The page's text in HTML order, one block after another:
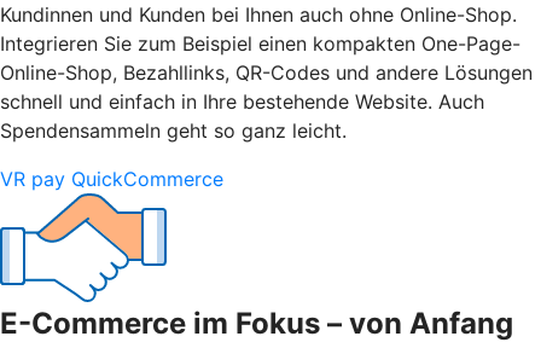
Kundinnen und Kunden bei Ihnen auch ohne Online-Shop.
Integrieren Sie zum Beispiel einen kompakten One-Page-
Online-Shop, Bezahllinks, QR-Codes und andere Lösungen
schnell und einfach in Ihre bestehende Website. Auch
Spendensammeln geht so ganz leicht.
VR pay QuickCommerce
E-Commerce im Fokus – von Anfang